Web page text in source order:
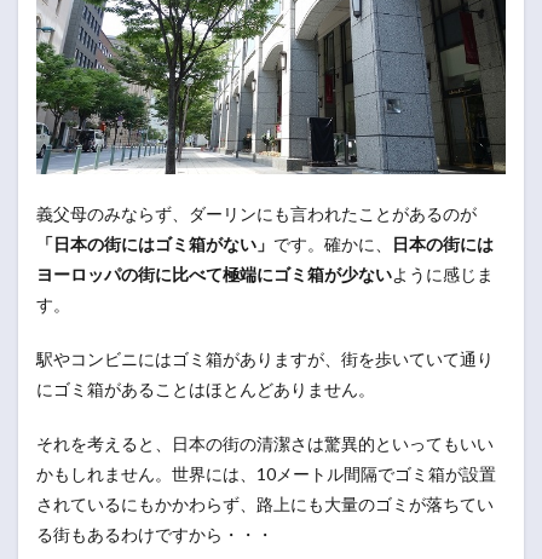
義父母のみならず、ダーリンにも言われたことがあるのが
「日本の街にはゴミ箱がない」 です。確かに、
日本の街には
ヨーロッパの街に比べて極端にゴミ箱が少ないように感じま
す。
駅やコンビニにはゴミ箱がありますが、街を歩いていて通り
にゴミ箱があることはほとんどありません。
それを考えると、日本の街の清潔さは驚異的といってもいい
かもしれません。世界には、10メートル間隔でゴミ箱が設置
されているにもかかわらず、路上にも大量のゴミが落ちてい
る街もあるわけですから・・・